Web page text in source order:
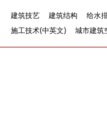
建筑技艺 建筑结构
给水
施工技术(中英文)
城市建筑